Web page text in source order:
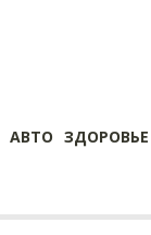
АВТО ЗДОРОВЬЕ